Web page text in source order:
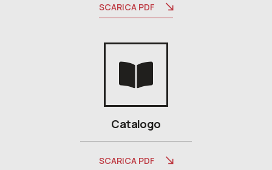
SCARICA PDF
Catalogo
SCARICA PDF